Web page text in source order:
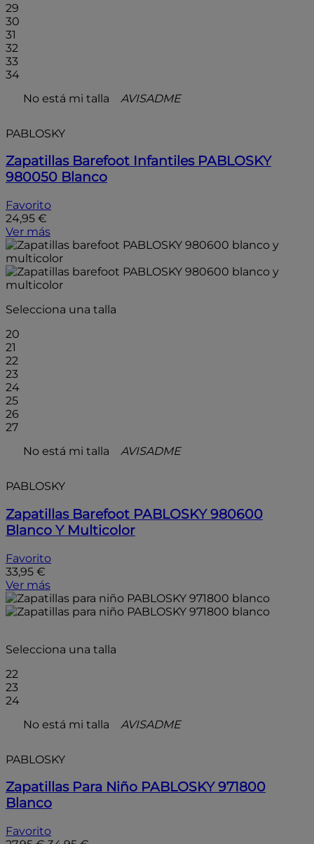
29
30
31
32
33
34
No está mi talla
AVISADME
PABLOSKY
Zapatillas Barefoot Infantiles PABLOSKY
980050 Blanco
Favorito
24,95 €
Ver más
Selecciona una talla
20
21
22
23
24
25
26
27
No está mi talla
AVISADME
PABLOSKY
Zapatillas Barefoot PABLOSKY 980600
Blanco Y Multicolor
Favorito
33,95 €
Ver más
Selecciona una talla
22
23
24
No está mi talla
AVISADME
PABLOSKY
Zapatillas Para Niño PABLOSKY 971800
Blanco
Favorito